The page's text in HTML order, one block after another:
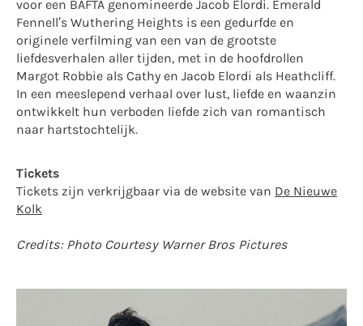
voor een BAFTA genomineerde Jacob Elordi. Emerald
Fennell’s Wuthering Heights is een gedurfde en
originele verfilming van een van de grootste
liefdesverhalen aller tijden, met in de hoofdrollen
Margot Robbie als Cathy en Jacob Elordi als Heathcliff.
In een meeslepend verhaal over lust, liefde en waanzin
ontwikkelt hun verboden liefde zich van romantisch
naar hartstochtelijk.
Tickets
Tickets zijn verkrijgbaar via de website van De Nieuwe
Kolk
Credits: Photo Courtesy Warner Bros Pictures